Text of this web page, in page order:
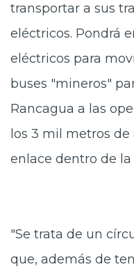
transportar a sus
eléctricos. Pondrá
eléctricos para
buses "mineros"
Rancagua a las
los 3 mil metros
enlace dentro de la
"Se trata de un
que, además de